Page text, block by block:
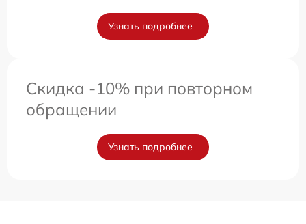
Узнать подробнее
Скидка -10% при повторном
обращении
Узнать подробнее